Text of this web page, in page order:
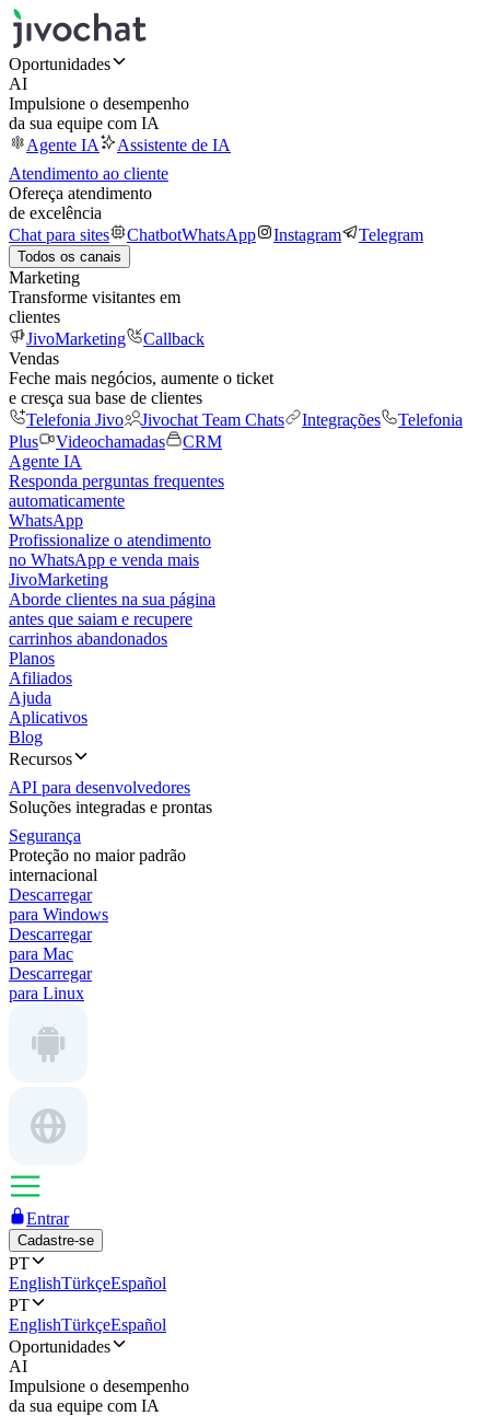
Oportunidades
AI
Impulsione o desempenho
da sua equipe com IA
Agente IA
Assistente de IA
Atendimento ao cliente
Ofereça atendimento
de excelência
Chat para sites
ChatbotWhatsApp Instagram Telegram
Todos os canais
Marketing
Transforme visitantes em
clientes
JivoMarketing
Callback
Vendas
Feche mais negócios, aumente o ticket
e cresça sua base de clientes
Telefonia Jivo
Jivochat Team Chats Integrações
Telefonia
Plus
Videochamadas
CRM
Agente IA
Responda perguntas frequentes
automaticamente
WhatsApp
Profissionalize o atendimento
no WhatsApp e venda mais
JivoMarketing
Aborde clientes na sua página
antes que saiam e recupere
carrinhos abandonados
Planos
Afiliados
Ajuda
Aplicativos
Blog
Recursos
API para desenvolvedores
Soluções integradas e prontas
Segurança
Proteção no maior padrão
internacional
Descarregar
para Windows
Descarregar
para Mac
Descarregar
para Linux
Entrar
Cadastre-se
PT
EnglishTürkçeEspañol
PT
EnglishTürkçeEspañol
Oportunidades
AI
Impulsione o desempenho
da sua equipe com IA